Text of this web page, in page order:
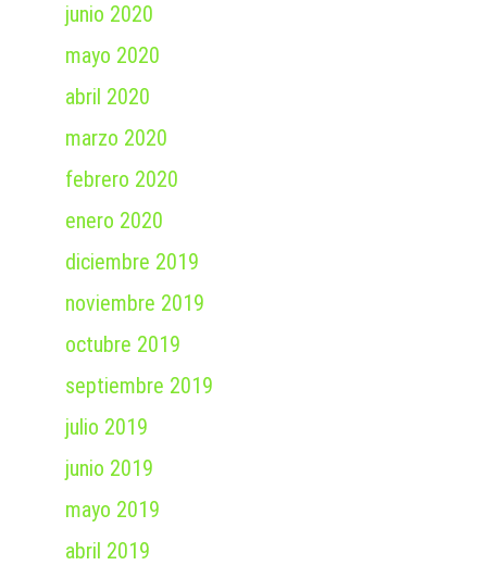
junio 2020
mayo 2020
abril 2020
marzo 2020
febrero 2020
enero 2020
diciembre 2019
noviembre 2019
octubre 2019
septiembre 2019
julio 2019
junio 2019
mayo 2019
abril 2019